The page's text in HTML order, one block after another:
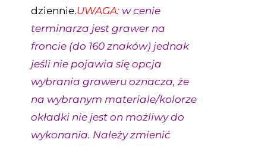
dziennie.UWAGA: w cenie
terminarza jest grawer na
froncie (do 160 znaków) jednak
jeśli nie pojawia się opcja
wybrania graweru oznacza, że
na wybranym materiale/kolorze
okładki nie jest on możliwy do
wykonania. Należy zmienić